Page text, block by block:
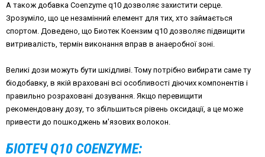
А також добавка Coenzyme q10 дозволяє захистити серце.
Зрозуміло, що це незамінний елемент для тих, хто займається
спортом. Доведено, що Биотек Коензим q10 дозволяє підвищити
витривалість, термін виконання вправ в анаеробної зоні.
Великі дози можуть бути шкідливі. Тому потрібно вибирати саме ту
біодобавку, в якій враховані всі особливості діючих компонентів і
правильно розраховані дозування. Якщо перевищити
рекомендовану дозу, то збільшиться рівень оксидації, а це може
привести до пошкоджень м'язових волокон.
БІОТЕЧ Q10 COENZYME: